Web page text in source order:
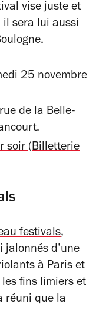
vise juste et
il sera lui aussi
25 novembre
de la Belle-
soir (Billetterie
festivals,
jalonnés d’une
à Paris et
fins limiers et
réuni que la